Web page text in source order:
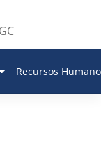
Recursos